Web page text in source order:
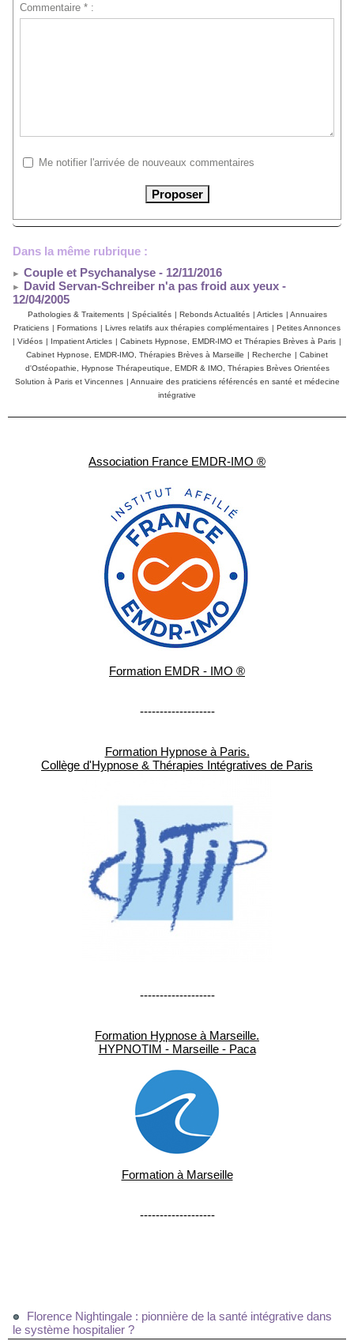
Association France EMDR-IMO ®
Formation EMDR - IMO ®
-------------------
Formation Hypnose à Paris.
Collège d'Hypnose & Thérapies Intégratives de Paris
-------------------
Formation Hypnose à Marseille.
HYPNOTIM - Marseille - Paca
Formation à Marseille
-------------------
Florence Nightingale : pionnière de la santé intégrative dans
le système hospitalier ?
Commentaire * :
Me notifier l'arrivée de nouveaux commentaires
Dans la même rubrique :
Couple et Psychanalyse - 12/11/2016
David Servan-Schreiber n'a pas froid aux yeux -
12/04/2005
Pathologies & Traitements | Spécialités | Rebonds Actualités | Articles | Annuaires
Praticiens | Formations | Livres relatifs aux thérapies complémentaires | Petites Annonces
| Vidéos | Impatient Articles | Cabinets Hypnose, EMDR-IMO et Thérapies Brèves à Paris |
Cabinet Hypnose, EMDR-IMO, Thérapies Brèves à Marseille | Recherche | Cabinet
d'Ostéopathie, Hypnose Thérapeutique, EMDR & IMO, Thérapies Brèves Orientées
Solution à Paris et Vincennes | Annuaire des praticiens référencés en santé et médecine
intégrative